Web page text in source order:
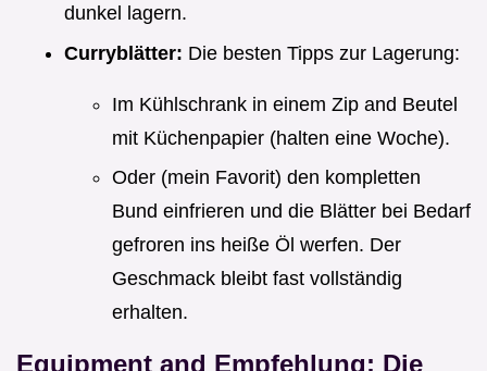
dunkel lagern.
Curryblätter: Die besten Tipps zur Lagerung:
Im Kühlschrank in einem Zip and Beutel
mit Küchenpapier (halten eine Woche).
Oder (mein Favorit) den kompletten
Bund einfrieren und die Blätter bei Bedarf
gefroren ins heiße Öl werfen. Der
Geschmack bleibt fast vollständig
erhalten.
Equipment and Empfehlung: Die